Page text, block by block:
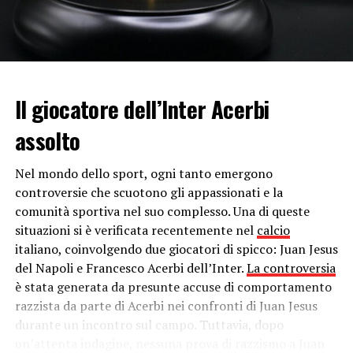
L’ammirazione per Hitler
Già da settimaneKanye Westè nella bufera per i suoi
(Adidas, Balenciaga e Gap, su tutti), di cui era
testimonial, lo hanno scaricato.
Jones, il rapper ha confermato la sua “simpatia” per il
nazismoelogiandoAdolf Hitler:“Tutti gli esseri umani
hanno qualcosa di valore che mettono sul tavolo,
soprattutto Hitler. Vedo delle cose buone anche in Hitler
Ha inventato le autostrade, il microfono che io uso. Non
si può dire ad alta voce che non ha mai fatto nulla di
buono”,ha detto.
Perfino Jones, noto sostenitore di varie teorie del
Il giocatore dell’Inter Acerbi
assolto
Nel mondo dello sport, ogni tanto emergono
controversie che scuotono gli appassionati e la
comunità sportiva nel suo complesso. Una di queste
situazioni si è verificata recentemente nel calcio
italiano, coinvolgendo due giocatori di spicco: Juan Jesus
del Napoli e Francesco Acerbi dell’Inter.La controversia
è stata generata da presunte accuse di comportamento
razzista da parte di Acerbi nei confronti di Juan Jesus
durante un incontro sul campo. Tuttavia, dopo